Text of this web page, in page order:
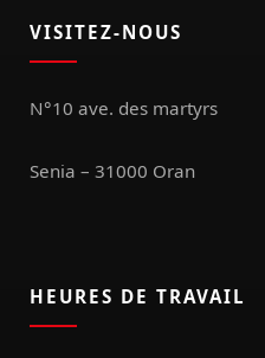
VISITEZ-NOUS
N°10 ave. des martyrs
Senia – 31000 Oran
HEURES DE TRAVAIL